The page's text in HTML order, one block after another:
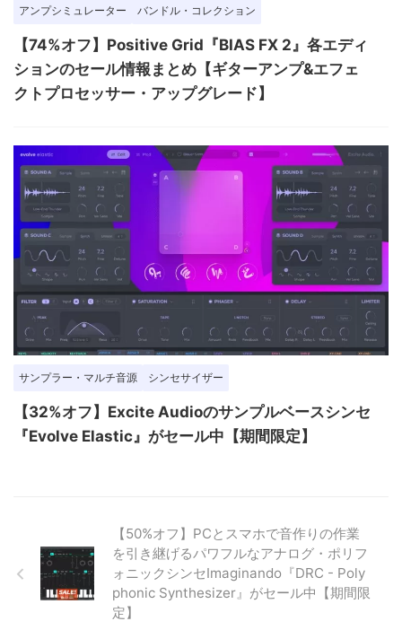
アンプシミュレーター バンドル・コレクション
【74%オフ】Positive Grid『BIAS FX 2』各エディ
ションのセール情報まとめ【ギターアンプ&エフェ
クトプロセッサー・アップグレード】
サンプラー・マルチ音源 シンセサイザー
【32%オフ】Excite Audioのサンプルベースシンセ
『Evolve Elastic』がセール中【期間限定】
【50%オフ】PCとスマホで音作りの作業
を引き継げるパワフルなアナログ・ポリフ
ォニックシンセImaginando『DRC - Poly
phonic Synthesizer』がセール中【期間限
定】